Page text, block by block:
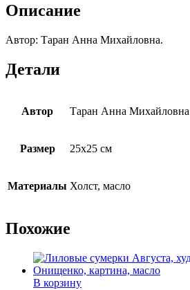
Описание
Автор: Таран Анна Михайловна.
Детали
Автор Таран Анна Михайловна
Размер 25х25 см
Материалы Холст, масло
Похожие
В корзину